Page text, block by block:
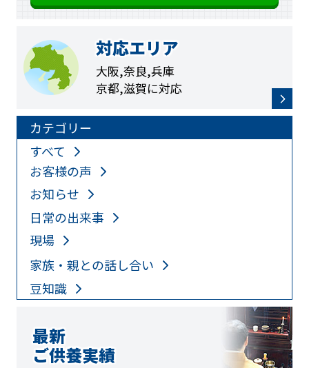
対応エリア
大阪,奈良,兵庫
京都,滋賀に対応
カテゴリー
すべて
お客様の声
お知らせ
日常の出来事
現場
家族・親との話し合い
豆知識
最新
ご供養実績